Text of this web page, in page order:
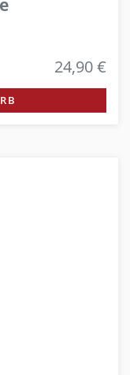
24,90 €